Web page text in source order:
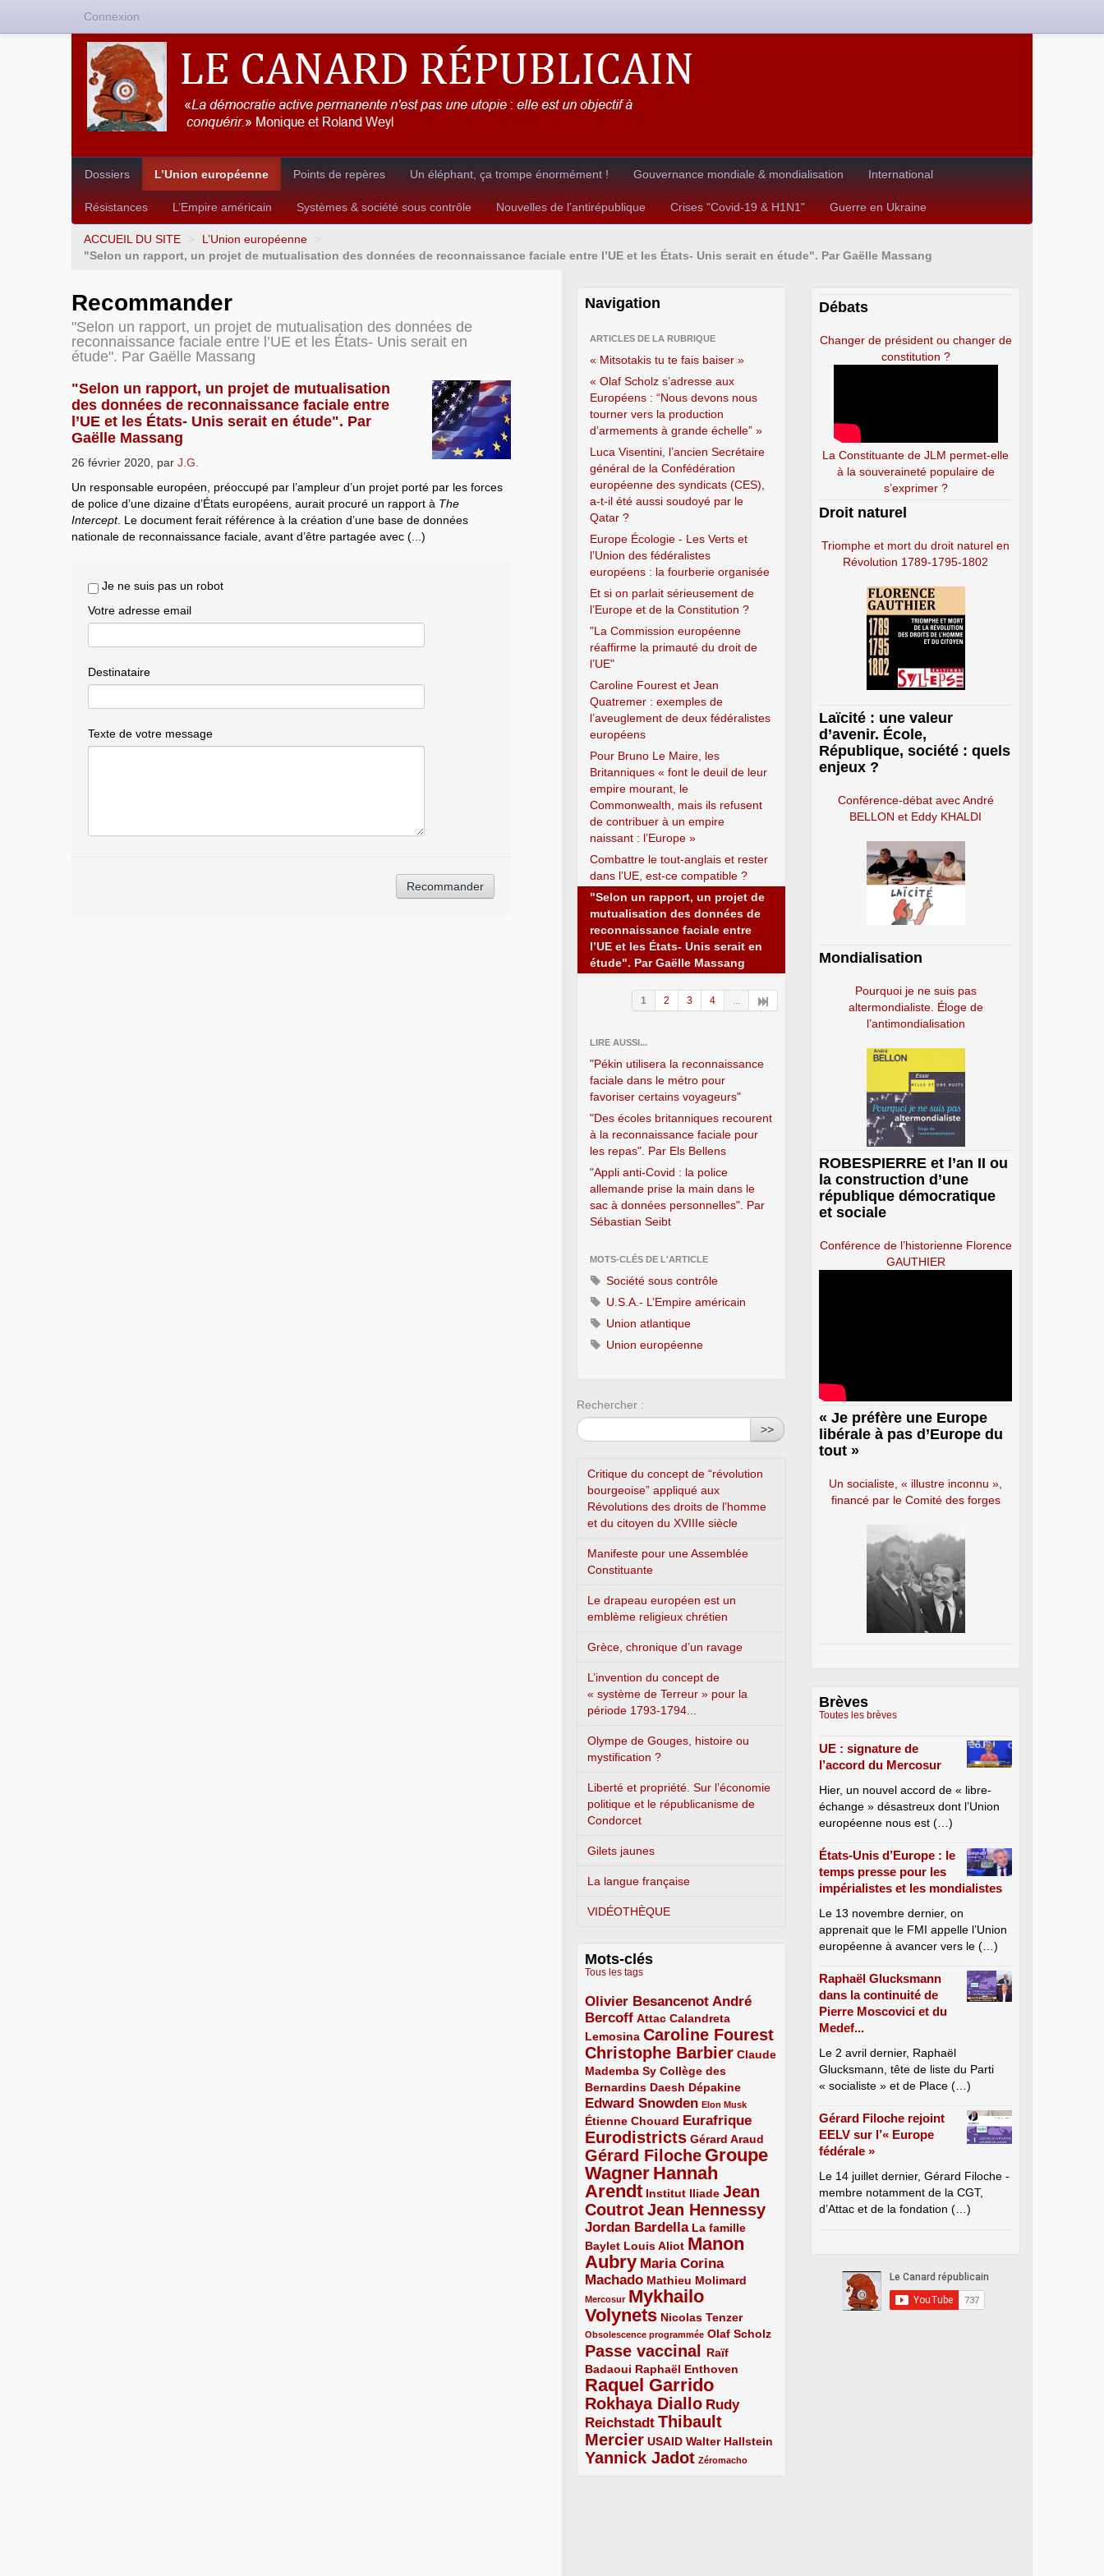
Dossiers L’Union européenne Points de repères Un éléphant, ça trompe énormément ! Gouvernance mondiale & mondialisation International
Résistances L’Empire américain Systèmes & société sous contrôle Nouvelles de l’antirépublique Crises "Covid-19 & H1N1" Guerre en Ukraine
ACCUEIL DU SITE > L’Union européenne
>
"Selon un rapport, un projet de mutualisation des données de reconnaissance faciale entre l’UE et les États- Unis serait en étude". Par Gaëlle Massang
Recommander
"Selon un rapport, un projet de mutualisation des données de
reconnaissance faciale entre l’UE et les États- Unis serait en
étude". Par Gaëlle Massang
"Selon un rapport, un projet de mutualisation
des données de reconnaissance faciale entre
l’UE et les États- Unis serait en étude". Par
Gaëlle Massang
26 février 2020 par J.G.
Un responsable européen, préoccupé par l’ampleur d’un projet porté par les forces
de police d’une dizaine d’États européens, aurait procuré un rapport à The
Intercept. Le document ferait référence à la création d’une base de données
nationale de reconnaissance faciale, avant d’être partagée avec (...)
Je ne suis pas un robot
Votre adresse email
Destinataire
Texte de votre message
Navigation
ARTICLES DE LA RUBRIQUE
« Mitsotakis tu te fais baiser »
« Olaf Scholz s’adresse aux
Européens : “Nous devons nous
tourner vers la production
d’armements à grande échelle” »
Luca Visentini, l’ancien Secrétaire
général de la Confédération
européenne des syndicats (CES),
a-t-il été aussi soudoyé par le
Qatar ?
Europe Écologie - Les Verts et
l’Union des fédéralistes
européens : la fourberie organisée
Et si on parlait sérieusement de
l’Europe et de la Constitution ?
"La Commission européenne
réaffirme la primauté du droit de
l’UE"
Caroline Fourest et Jean
Quatremer : exemples de
l’aveuglement de deux fédéralistes
européens
Pour Bruno Le Maire, les
Britanniques « font le deuil de leur
empire mourant, le
Commonwealth, mais ils refusent
de contribuer à un empire
naissant : l’Europe »
Combattre le tout-anglais et rester
dans l’UE, est-ce compatible ?
"Selon un rapport, un projet de
mutualisation des données de
reconnaissance faciale entre
l’UE et les États- Unis serait en
étude". Par Gaëlle Massang
1 2 3 4 ...
LIRE AUSSI...
"Pékin utilisera la reconnaissance
faciale dans le métro pour
favoriser certains voyageurs"
"Des écoles britanniques recourent
à la reconnaissance faciale pour
les repas". Par Els Bellens
"Appli anti-Covid : la police
allemande prise la main dans le
sac à données personnelles". Par
Sébastian Seibt
MOTS-CLÉS DE L'ARTICLE
Société sous contrôle
U.S.A.- L’Empire américain
Union atlantique
Union européenne
Rechercher :
>>
Critique du concept de “révolution
bourgeoise” appliqué aux
Révolutions des droits de l’homme
et du citoyen du XVIIIe siècle
Manifeste pour une Assemblée
Constituante
Le drapeau européen est un
emblème religieux chrétien
Grèce, chronique d’un ravage
L’invention du concept de
« système de Terreur » pour la
période 1793-1794...
Olympe de Gouges, histoire ou
mystification ?
Liberté et propriété. Sur l’économie
politique et le républicanisme de
Condorcet
Gilets jaunes
La langue française
VIDÉOTHÈQUE
Mots-clés
Tous les tags
Olivier Besancenot
3/5
André
Bercoff
3/5 Attac
2/5
Calandreta
Lemosina
2/5 Caroline Fourest
4/5
Christophe Barbier
4/5
Claude
Mademba Sy
2/5
Collège des
Bernardins
2/5 Daesh
2/5 Dépakine
2/5
Edward Snowden
3/5 Elon Musk
1/5
Étienne Chouard
2/5 Eurafrique
3/5
Eurodistricts
4/5 Gérard Araud
2/5
Gérard Filoche
4/5
Groupe
Wagner
5/5
Hannah
Arendt
5/5 Institut Iliade
2/5
Jean
Coutrot
4/5 Jean Hennessy
4/5
Jordan Bardella
3/5
La famille
Baylet
2/5 Louis Aliot
2/5
Manon
Aubry
5/5
Maria Corina
Machado
3/5 Mathieu Molimard
2/5
Mercosur
1/5
Mykhailo
Volynets
5/5 Nicolas Tenzer
2/5
Obsolescence programmée
1/5 Olaf Scholz
2/5
Passe vaccinal
4/5
Raïf
Badaoui
2/5 Raphaël Enthoven
2/5
Raquel Garrido
5/5
Rokhaya Diallo
4/5
Rudy
Reichstadt
3/5
Thibault
Mercier
4/5 USAID
2/5 Walter Hallstein
2/5
Yannick Jadot
4/5 Zéromacho
1/5
Débats
Changer de président ou changer de
constitution ?
La Constituante de JLM permet-elle
à la souveraineté populaire de
s’exprimer ?
Droit naturel
Triomphe et mort du droit naturel en
Révolution 1789-1795-1802
Laïcité : une valeur
d’avenir. École,
République, société : quels
enjeux ?
Conférence-débat avec André
BELLON et Eddy KHALDI
Mondialisation
Pourquoi je ne suis pas
altermondialiste. Éloge de
l’antimondialisation
ROBESPIERRE et l’an II ou
la construction d’une
république démocratique
et sociale
Conférence de l’historienne Florence
GAUTHIER
« Je préfère une Europe
libérale à pas d’Europe du
tout »
Un socialiste, « illustre inconnu »,
financé par le Comité des forges
Brèves
Toutes les brèves
UE : signature de
l’accord du Mercosur
Hier, un nouvel accord de « libre-
échange » désastreux dont l’Union
européenne nous est (…)
États-Unis d’Europe : le
temps presse pour les
impérialistes et les mondialistes
Le 13 novembre dernier, on
apprenait que le FMI appelle l’Union
européenne à avancer vers le (…)
Raphaël Glucksmann
dans la continuité de
Pierre Moscovici et du
Medef...
Le 2 avril dernier, Raphaël
Glucksmann, tête de liste du Parti
« socialiste » et de Place (…)
Gérard Filoche rejoint
EELV sur l’« Europe
fédérale »
Le 14 juillet dernier, Gérard Filoche -
membre notamment de la CGT,
d’Attac et de la fondation (…)
Connexion